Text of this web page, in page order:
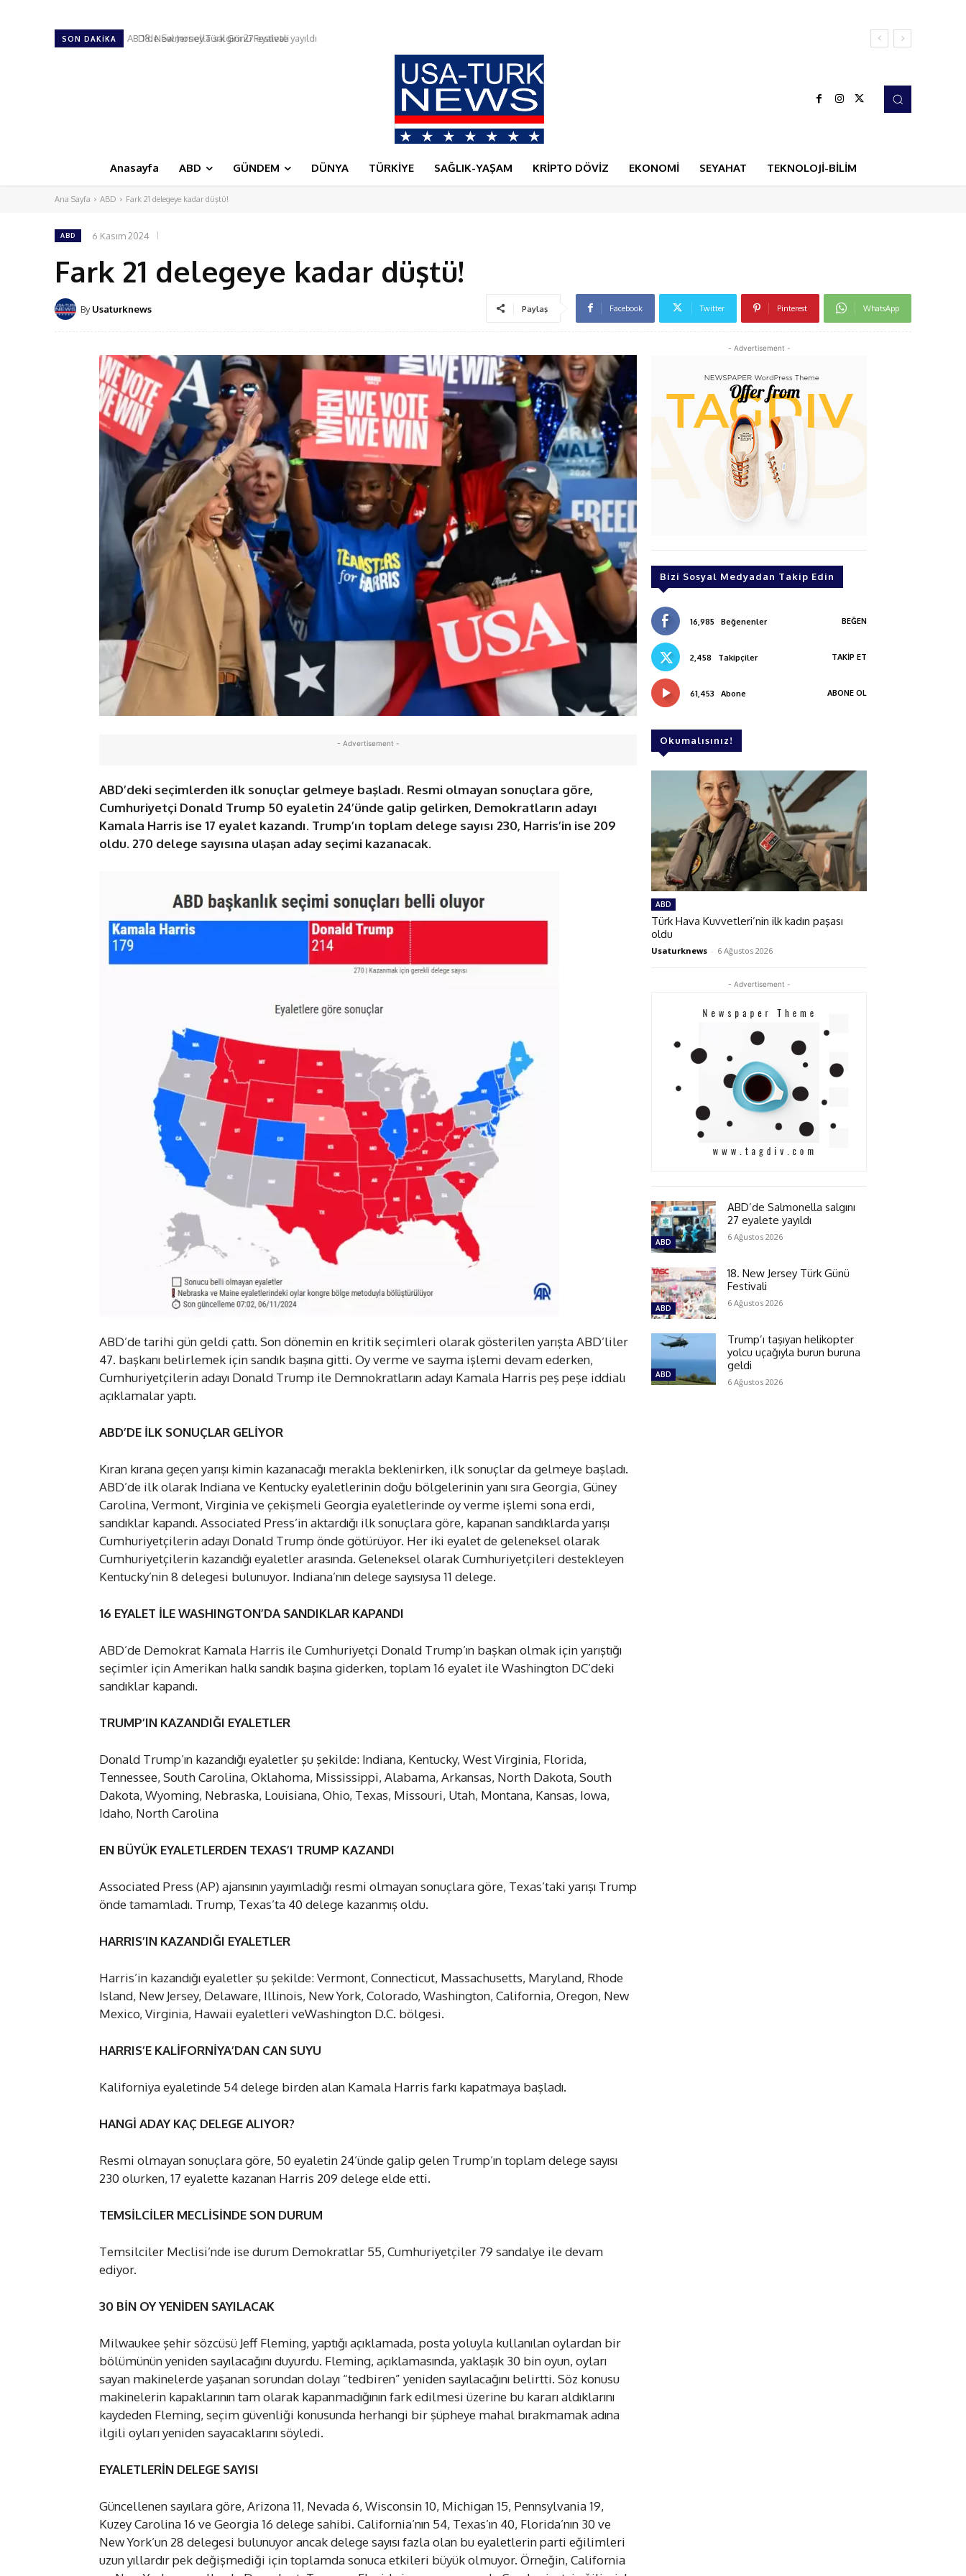
SON DAKIKA 18. New Jersey Türk Günü Festivali
Anasayfa ABD GÜNDEM DÜNYA TÜRKİYE SAĞLIK-YAŞAM KRİPTO DÖVİZ EKONOMİ SEYAHAT TEKNOLOJİ-BİLİM
Ana Sayfa ABD Fark 21 delegeye kadar düştü!
ABD 6 Kasım 2024
Fark 21 delegeye kadar düştü!
By Usaturknews Paylaş Facebook Twitter Pinterest WhatsApp
- Advertisement -
ABD’deki seçimlerden ilk sonuçlar gelmeye başladı. Resmi olmayan sonuçlara göre,
Cumhuriyetçi Donald Trump 50 eyaletin 24’ünde galip gelirken, Demokratların adayı
Kamala Harris ise 17 eyalet kazandı. Trump’ın toplam delege sayısı 230, Harris’in ise 209
oldu. 270 delege sayısına ulaşan aday seçimi kazanacak.
ABD’de tarihi gün geldi çattı. Son dönemin en kritik seçimleri olarak gösterilen yarışta ABD’liler
47. başkanı belirlemek için sandık başına gitti. Oy verme ve sayma işlemi devam ederken,
Cumhuriyetçilerin adayı Donald Trump ile Demnokratların adayı Kamala Harris peş peşe iddialı
açıklamalar yaptı.
ABD’DE İLK SONUÇLAR GELİYOR
Kıran kırana geçen yarışı kimin kazanacağı merakla beklenirken, ilk sonuçlar da gelmeye başladı.
ABD’de ilk olarak Indiana ve Kentucky eyaletlerinin doğu bölgelerinin yanı sıra Georgia, Güney
Carolina, Vermont, Virginia ve çekişmeli Georgia eyaletlerinde oy verme işlemi sona erdi,
sandıklar kapandı. Associated Press’in aktardığı ilk sonuçlara göre, kapanan sandıklarda yarışı
Cumhuriyetçilerin adayı Donald Trump önde götürüyor. Her iki eyalet de geleneksel olarak
Cumhuriyetçilerin kazandığı eyaletler arasında. Geleneksel olarak Cumhuriyetçileri destekleyen
Kentucky’nin 8 delegesi bulunuyor. Indiana’nın delege sayısıysa 11 delege.
16 EYALET İLE WASHINGTON’DA SANDIKLAR KAPANDI
ABD’de Demokrat Kamala Harris ile Cumhuriyetçi Donald Trump’ın başkan olmak için yarıştığı
seçimler için Amerikan halkı sandık başına giderken, toplam 16 eyalet ile Washington DC’deki
sandıklar kapandı.
TRUMP’IN KAZANDIĞI EYALETLER
Donald Trump’ın kazandığı eyaletler şu şekilde: Indiana, Kentucky, West Virginia, Florida,
Tennessee, South Carolina, Oklahoma, Mississippi, Alabama, Arkansas, North Dakota, South
Dakota, Wyoming, Nebraska, Louisiana, Ohio, Texas, Missouri, Utah, Montana, Kansas, Iowa,
Idaho, North Carolina
EN BÜYÜK EYALETLERDEN TEXAS’I TRUMP KAZANDI
Associated Press (AP) ajansının yayımladığı resmi olmayan sonuçlara göre, Texas’taki yarışı Trump
önde tamamladı. Trump, Texas’ta 40 delege kazanmış oldu.
HARRIS’IN KAZANDIĞI EYALETLER
Harris’in kazandığı eyaletler şu şekilde: Vermont, Connecticut, Massachusetts, Maryland, Rhode
Island, New Jersey, Delaware, Illinois, New York, Colorado, Washington, California, Oregon, New
Mexico, Virginia, Hawaii eyaletleri veWashington D.C. bölgesi.
HARRIS’E KALİFORNİYA’DAN CAN SUYU
Kaliforniya eyaletinde 54 delege birden alan Kamala Harris farkı kapatmaya başladı.
HANGİ ADAY KAÇ DELEGE ALIYOR?
Resmi olmayan sonuçlara göre, 50 eyaletin 24’ünde galip gelen Trump’ın toplam delege sayısı
230 olurken, 17 eyalette kazanan Harris 209 delege elde etti.
TEMSİLCİLER MECLİSİNDE SON DURUM
Temsilciler Meclisi’nde ise durum Demokratlar 55, Cumhuriyetçiler 79 sandalye ile devam
ediyor.
30 BİN OY YENİDEN SAYILACAK
Milwaukee şehir sözcüsü Jeff Fleming, yaptığı açıklamada, posta yoluyla kullanılan oylardan bir
bölümünün yeniden sayılacağını duyurdu. Fleming, açıklamasında, yaklaşık 30 bin oyun, oyları
sayan makinelerde yaşanan sorundan dolayı “tedbiren” yeniden sayılacağını belirtti. Söz konusu
makinelerin kapaklarının tam olarak kapanmadığının fark edilmesi üzerine bu kararı aldıklarını
kaydeden Fleming, seçim güvenliği konusunda herhangi bir şüpheye mahal bırakmamak adına
ilgili oyları yeniden sayacaklarını söyledi.
EYALETLERİN DELEGE SAYISI
Güncellenen sayılara göre, Arizona 11, Nevada 6, Wisconsin 10, Michigan 15, Pennsylvania 19,
Kuzey Carolina 16 ve Georgia 16 delege sahibi. California’nın 54, Texas’ın 40, Florida’nın 30 ve
New York’un 28 delegesi bulunuyor ancak delege sayısı fazla olan bu eyaletlerin parti eğilimleri
uzun yıllardır pek değişmediği için toplamda sonuca etkileri büyük olmuyor. Örneğin, California
- Advertisement -
Bizi Sosyal Medyadan Takip Edin
16,985 Beğenenler BEĞEN
2,458 Takipçiler TAKIP ET
61,453 Abone ABONE OL
Okumalısınız!
ABD
Türk Hava Kuvvetleri’nin ilk kadın paşası
oldu
Usaturknews - 6 Ağustos 2026
- Advertisement -
ABD
ABD’de Salmonella salgını
27 eyalete yayıldı
6 Ağustos 2026
ABD
18. New Jersey Türk Günü
Festivali
6 Ağustos 2026
ABD
Trump’ı taşıyan helikopter
yolcu uçağıyla burun buruna
geldi
6 Ağustos 2026